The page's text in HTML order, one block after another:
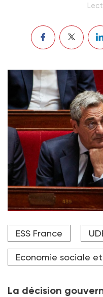
Serge Papin, ministre
l'Artisanat, du
Crédit photo NurPhoto via
ESS France
Economie sociale
La décision